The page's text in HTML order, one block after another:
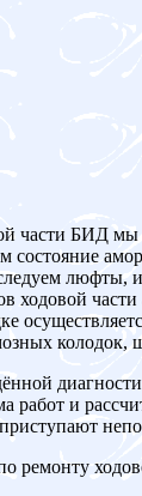
части БИД
состояние
люфты,
ходовой
колодок,
работ и
ремонту